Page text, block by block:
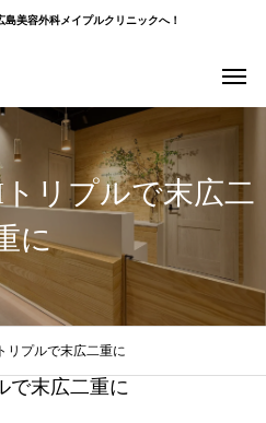
美容外科メイプルクリニックへ！
リプルで末広二
に
in
on line35
リプルで末広二重に
で末広二重に